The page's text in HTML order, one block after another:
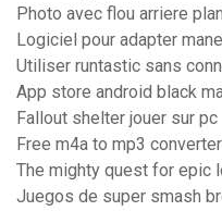
Photo avec flou arriere
Logiciel pour adapter
Utiliser runtastic sans
App store android black
Fallout shelter jouer sur pc
Free m4a to mp3
The mighty quest for epic
Juegos de super smash